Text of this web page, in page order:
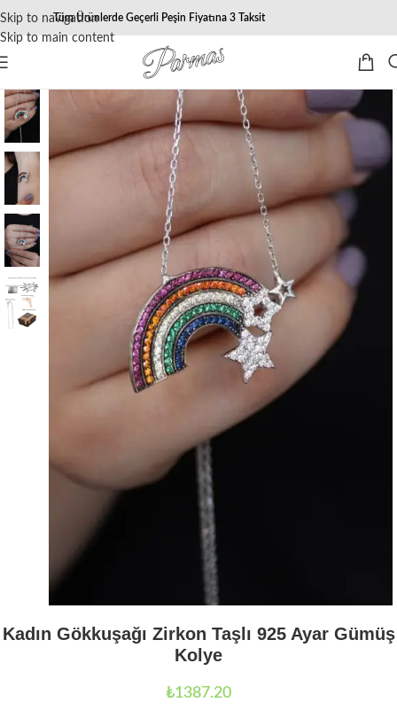
Skip to navigation
Skip to main content
Tüm Ürünlerde Geçerli Peşin Fiyatına 3 Taksit
Kadın Gökkuşağı Zirkon Taşlı 925 Ayar Gümüş
Kolye
₺1387.20